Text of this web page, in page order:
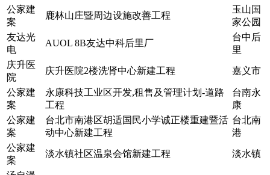
公家建
案
鹿林山庄暨周边设施改善工程
玉山国
家公园
友达光
电
AUOL 8B友达中科后里厂
台中后
里
庆升医
院
庆升医院2楼洗肾中心新建工程 嘉义市
公家建
案
永康科技工业区开发,租售及管理计划-道路
工程
台南永
康
公家建
案
台北市南港区胡适国民小学诚正楼重建暨活
动中心新建工程
台北南
港
公家建
案
淡水镇社区温泉会馆新建工程 淡水镇